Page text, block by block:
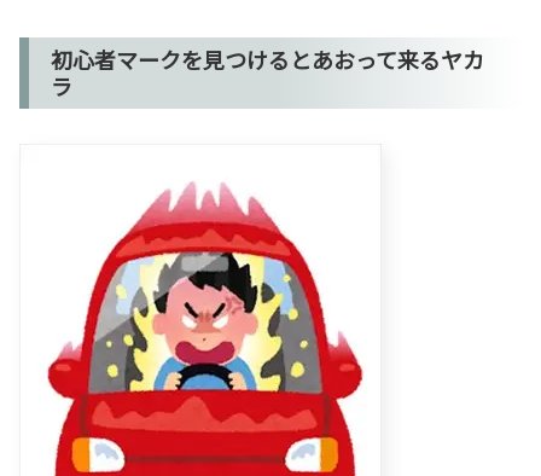
初心者マークを見つけるとあおって来るヤカ
ラ